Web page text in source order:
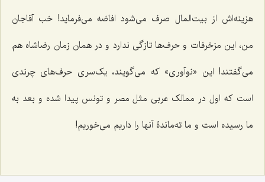
هزینه‌اش از بیت‌المال صرف می‌شود افاضه می‌فرماید! خب آقاجان
من، این مزخرفات و حرف‌ها تازگی ندارد و در همان زمان رضاشاه هم
می‌گفتند! این «نوآوری» که می‌گویند، یک‌سری حرف‌های چرندی
است که اول در ممالک عربی مثل مصر و تونس پیدا شده و بعد به
ما رسیده است و ما ته‌ماندۀ آنها را داریم می‌خوریم!